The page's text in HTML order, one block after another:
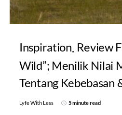
Inspiration Review
Wild”; Menilik Nilai
Tentang Kebebasan
Lyfe With Less 5 minute read